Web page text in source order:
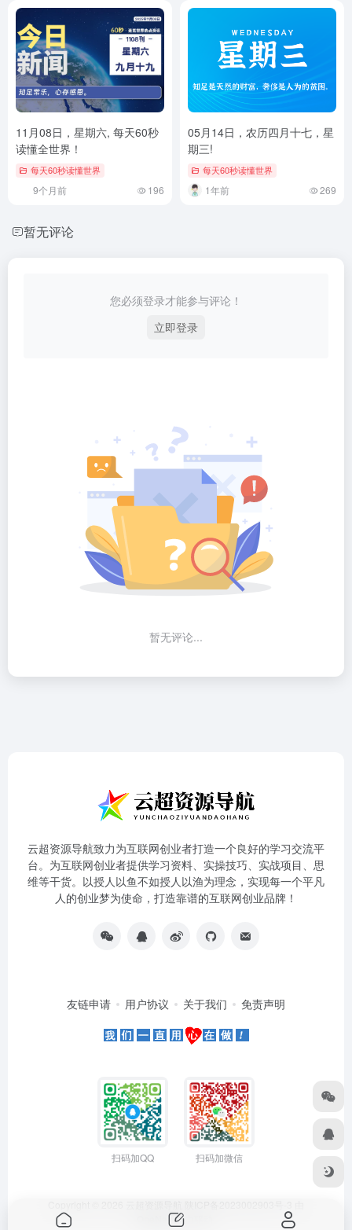
11月08日，星期六, 每天60秒
读懂全世界！
每天60秒读懂世界
9个月前 196
05月14日，农历四月十七，星
期三!
每天60秒读懂世界
1年前 269
暂无评论
您必须登录才能参与评论！
立即登录
暂无评论...
云超资源导航致力为互联网创业者打造一个良好的学习交流平
台。为互联网创业者提供学习资料、实操技巧、实战项目、思
维等干货。以授人以鱼不如授人以渔为理念，实现每一个平凡
人的创业梦为使命，打造靠谱的互联网创业品牌！
友链申请 用户协议 关于我们 免责声明
扫码加QQ 扫码加微信
OneNav强力驱动